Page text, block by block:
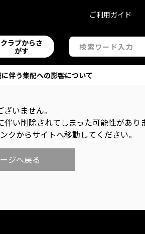
クラブからさ
がす
ご利用ガイド
伴う集配への影響について
いません。
い削除されてしまった可能性があり
クからサイトへ移動してください。
ジへ戻る